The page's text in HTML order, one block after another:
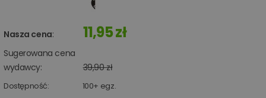
Nasza cena: 11,95 zł
Sugerowana cena
wydawcy:
39,90 zł
Dostępność: 100+ egz.